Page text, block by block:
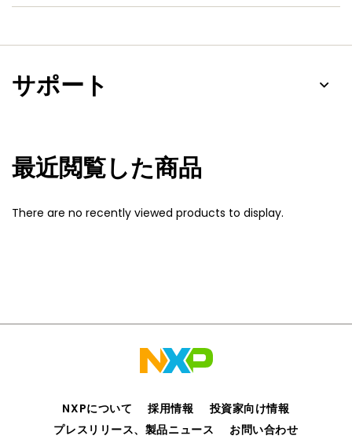
サポート
最近閲覧した商品
There are no recently viewed products to display.
NXPについて 採用情報
投資家向け情報
プレスリリース、製品ニュース
お問い合わせ